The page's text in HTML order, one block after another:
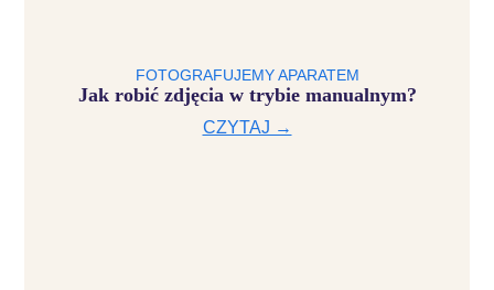
FOTOGRAFUJEMY APARATEM
Jak robić zdjęcia w trybie manualnym?
CZYTAJ →